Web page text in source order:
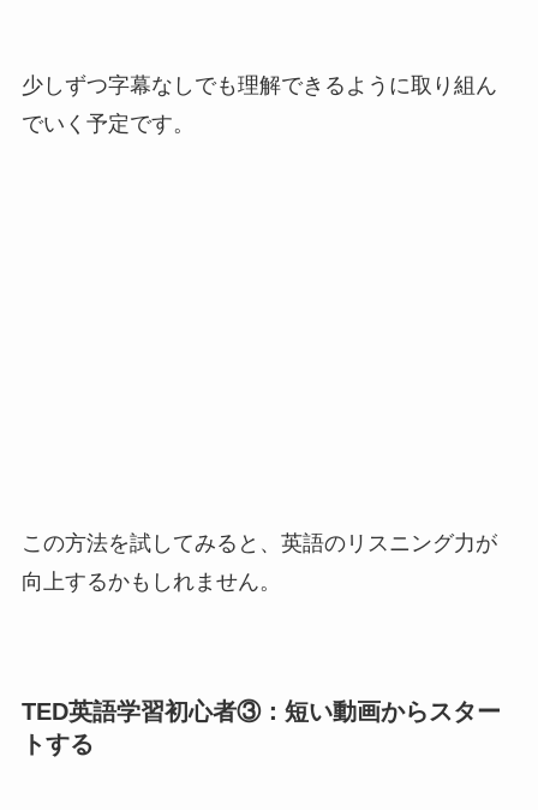
少しずつ字幕なしでも理解できるように取り組ん
でいく予定です。
この方法を試してみると、英語のリスニング力が
向上するかもしれません。
TED英語学習初心者③：短い動画からスター
トする